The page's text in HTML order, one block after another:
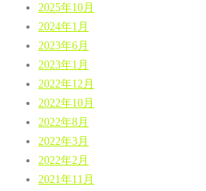
2025年10月
2024年1月
2023年6月
2023年1月
2022年12月
2022年10月
2022年8月
2022年3月
2022年2月
2021年11月